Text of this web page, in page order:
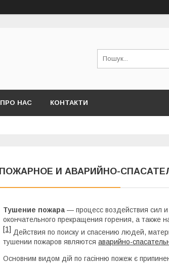
ПРО НАС КОНТАКТИ
ПОЖАРНОЕ И АВАРИЙНО-
Тушение пожара — процесс воздействия сил
окончательного прекращения горения, а также
[1] Действия по поиску и спасению людей,
тушении пожаров являются аварийно-
Основним видом дій по гасінню пожеж є